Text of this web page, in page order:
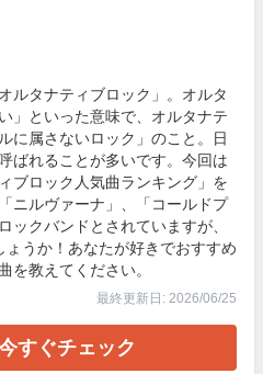
ルタナティブロック」。オルタ
」といった意味で、オルタナテ
に属さないロック」のこと。日
ばれることが多いです。今回は
ブロック人気曲ランキング」を
ニルヴァーナ」、「コールドプ
ックバンドとされていますが、
うか！あなたが好きでおすすめ
を教えてください。
最終更新日: 2026/06/25
すぐチェック